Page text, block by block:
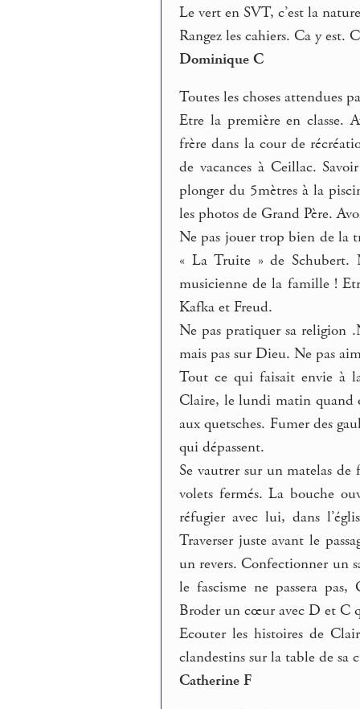
Le vert en SVT, c’est la
Rangez les cahiers. Ca y est.
Dominique C
Toutes les choses attendues
Etre la première en classe.
frère dans la cour de
de vacances à Ceillac.
plonger du 5mètres à la
les photos de Grand Père.
Ne pas jouer trop bien de la
« La Truite » de Schubert.
musicienne de la famille !
Kafka et Freud.
Ne pas pratiquer sa religion
mais pas sur Dieu. Ne pas
Tout ce qui faisait envie à
Claire, le lundi matin quand
aux quetsches. Fumer des
qui dépassent.
Se vautrer sur un matelas
volets fermés. La bouche
réfugier avec lui, dans
Traverser juste avant le
un revers. Confectionner un
le fascisme ne passera
Broder un cœur avec D et C
Ecouter les histoires de
clandestins sur la table de sa
Catherine F